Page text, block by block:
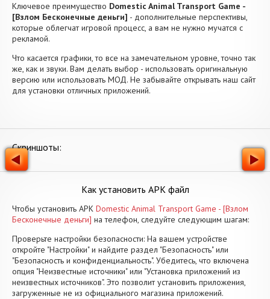
Ключевое преимущество Domestic Animal Transport Game -
[Взлом Бесконечные деньги] - дополнительные перспективы,
которые облегчат игровой процесс, а вам не нужно мучатся с
рекламой.
Что касается графики, то все на замечательном уровне, точно так
же, как и звуки. Вам делать выбор - использовать оригинальную
версию или использовать МОД. Не забывайте открывать наш сайт
для установки отличных приложений.
Скриншоты:
Как установить APK файл
Чтобы установить APK Domestic Animal Transport Game - [Взлом
Бесконечные деньги] на телефон, следуйте следующим шагам:
Проверьте настройки безопасности: На вашем устройстве
откройте "Настройки" и найдите раздел "Безопасность" или
"Безопасность и конфиденциальность". Убедитесь, что включена
опция "Неизвестные источники" или "Установка приложений из
неизвестных источников". Это позволит установить приложения,
загруженные не из официального магазина приложений.